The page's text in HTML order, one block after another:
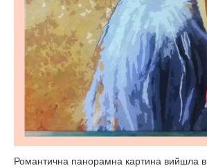
Романтична панорамна картина вийшла в